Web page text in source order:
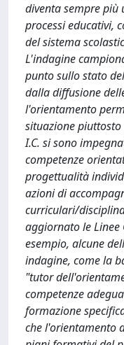
diventa sempre più
processi edu­cativi,
del sistema
L'indagine
punto sullo stato
dalla diffusione
l'orientamento
situazione
I.C. si sono
competenze
progettualità
azioni di
curriculari/
ag­giornato le
esempio, alcune
indagine, come la
"tutor
competenze
formazione
che l'orientamento